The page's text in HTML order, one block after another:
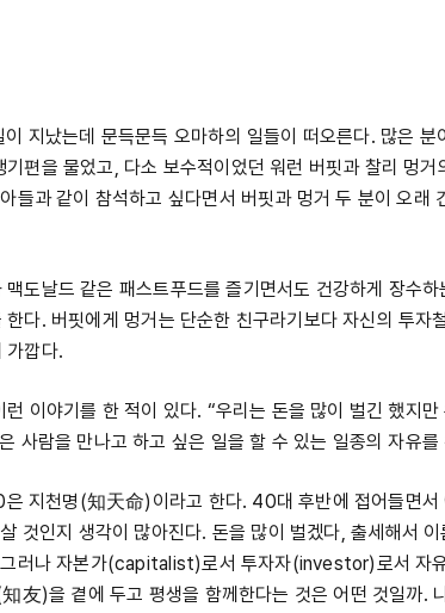
지났는데 문득문득 오마하의 일들이 떠오른다. 많은 분
편을 물었고, 다소 보수적이었던 워런 버핏과 찰리 멍거
들과 같이 참석하고 싶다면서 버핏과 멍거 두 분이 오래
도날드 같은 패스트푸드를 즐기면서도 건강하게 장수
한다. 버핏에게 멍거는 단순한 친구라기보다 자신의 투자
가깝다.
런 이야기를 한 적이 있다. “우리는 돈을 많이 벌긴 했지
사람을 만나고 하고 싶은 일을 할 수 있는 일종의 자유
지천명(知天命)이라고 한다. 40대 후반에 접어들면서
것인지 생각이 많아진다. 돈을 많이 벌겠다, 출세해서
러나 자본가(capitalist)로서 투자자(investor)로서 자
友)을 곁에 두고 평생을 함께한다는 것은 어떤 것일까.